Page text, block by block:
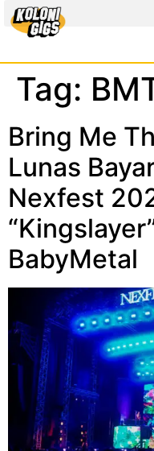
Tag:
Bring Me
Lunas
Nexfest
BabyMetal